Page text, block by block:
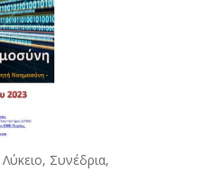
, Συνέδρια,